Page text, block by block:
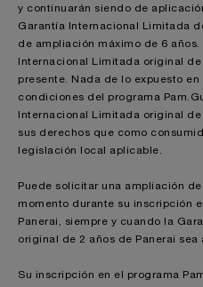
y continuarán siendo de
Garantía Internacional Limitada
de ampliación máximo de 6
Internacional Limitada original
presente. Nada de lo expuesto
condiciones del programa
Internacional Limitada original
sus derechos que como
legislación local aplicable.
Puede solicitar una ampliación
momento durante su inscripción
Panerai, siempre y cuando la
original de 2 años de Panerai sea
Su inscripción en el programa